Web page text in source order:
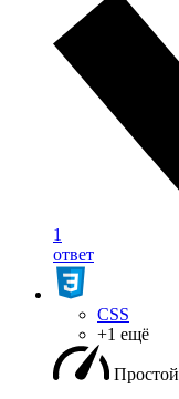
1
ответ
CSS
+1 ещё
Простой